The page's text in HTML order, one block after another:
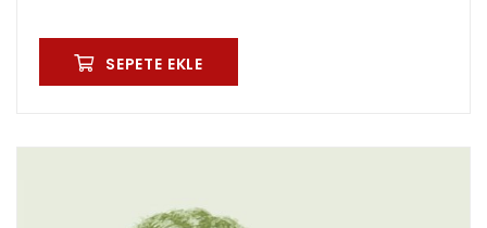
SEPETE EKLE